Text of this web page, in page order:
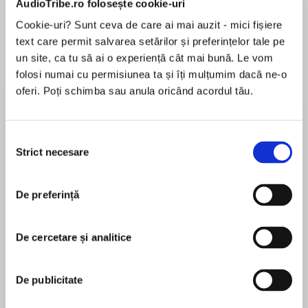
AudioTribe.ro folosește cookie-uri
Cookie-uri? Sunt ceva de care ai mai auzit - mici fișiere
text care permit salvarea setărilor și preferințelor tale pe
un site, ca tu să ai o experiență cât mai bună. Le vom
folosi numai cu permisiunea ta și îți mulțumim dacă ne-o
oferi. Poți schimba sau anula oricând acordul tău.
consimțământului
Strict necesare
De preferință
De cercetare și analitice
De publicitate
Desprecarte
Twenty-three of the finest science fiction short
stories from one of the genre’s greatest writers,
Asimov, supreme master of the science fiction
Complete Stories. The Good Doctor was always
ahead of his time and his work stands today as
pentru această carte
Isaac Asimov (1920-1992) este unul dintre „cei trei